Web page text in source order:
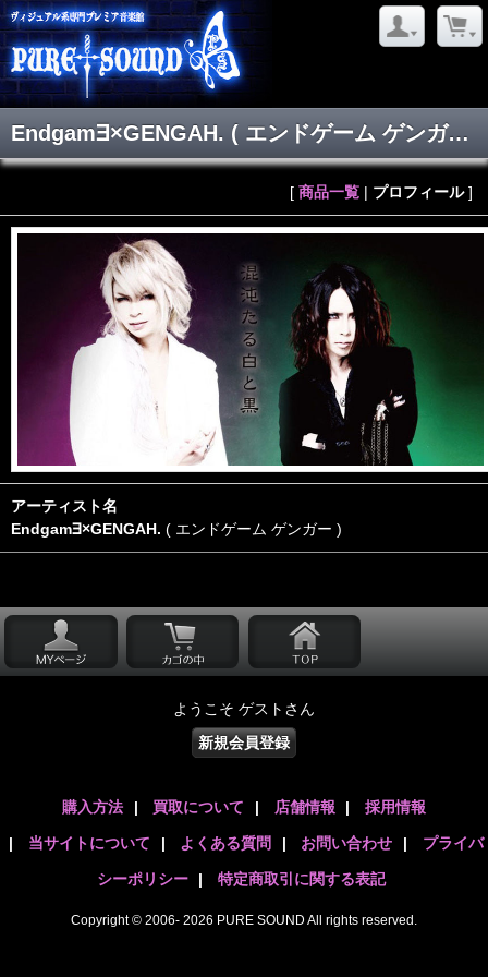
Endgam∃×GENGAH. ( エンドゲーム ゲンガー )
[ 商品一覧 | プロフィール]
アーティスト名
Endgam∃×GENGAH. ( エンドゲーム ゲンガー )
ようこそ ゲストさん
新規会員登録
購入方法 | 買取について | 店舗情報 | 採用情報
| 当サイトについて | よくある質問 | お問い合わせ | プライバ
シーポリシー | 特定商取引に関する表記
Copyright © 2006- 2026 PURE SOUND All rights reserved.